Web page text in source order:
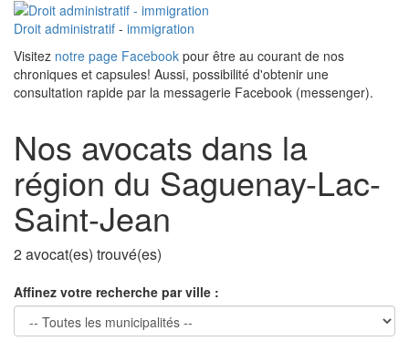
Droit administratif - immigration
Visitez notre page Facebook pour être au courant de nos
chroniques et capsules! Aussi, possibilité d'obtenir une
consultation rapide par la messagerie Facebook (messenger).
Nos avocats dans la
région du Saguenay-Lac-
Saint-Jean
2 avocat(es) trouvé(es)
Affinez votre recherche par ville :